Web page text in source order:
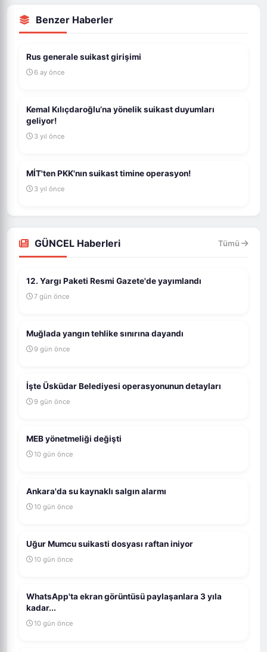
Benzer Haberler
Rus generale suikast girişimi
6 ay önce
Kemal Kılıçdaroğlu’na yönelik suikast duyumları
geliyor!
3 yıl önce
MİT'ten PKK'nın suikast timine operasyon!
3 yıl önce
GÜNCEL Haberleri Tümü
12. Yargı Paketi Resmi Gazete'de yayımlandı
7 gün önce
Muğlada yangın tehlike sınırına dayandı
9 gün önce
İşte Üsküdar Belediyesi operasyonunun detayları
9 gün önce
MEB yönetmeliği değişti
10 gün önce
Ankara'da su kaynaklı salgın alarmı
10 gün önce
Uğur Mumcu suikasti dosyası raftan iniyor
10 gün önce
WhatsApp'ta ekran görüntüsü paylaşanlara 3 yıla
kadar...
10 gün önce